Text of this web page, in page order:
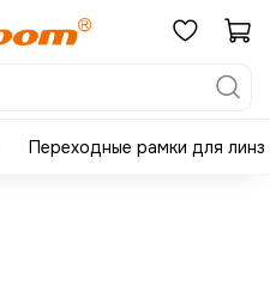
Переходные рамки для линз